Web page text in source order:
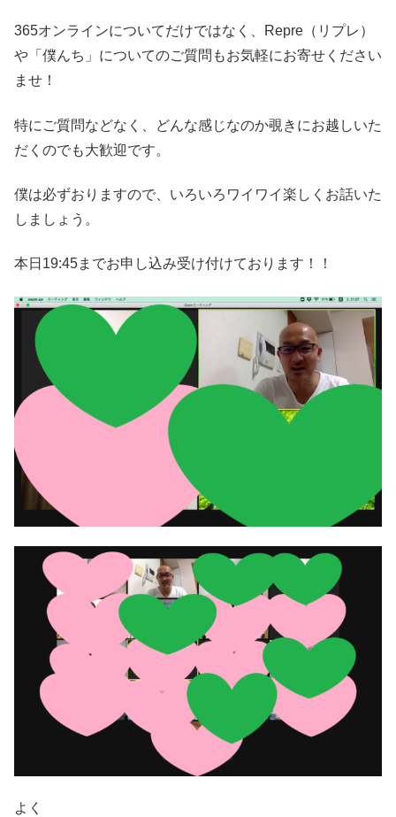
365オンラインについてだけではなく、Repre（リプレ）
や「僕んち」についてのご質問もお気軽にお寄せください
ませ！
特にご質問などなく、どんな感じなのか覗きにお越しいた
だくのでも大歓迎です。
僕は必ずおりますので、いろいろワイワイ楽しくお話いた
しましょう。
本日19:45までお申し込み受け付けております！！
よく